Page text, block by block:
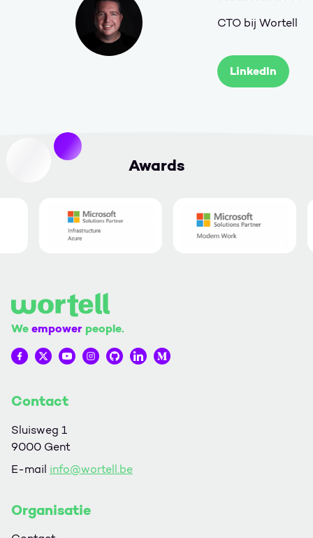
CTO bij Wortell
LinkedIn
Awards
Weempower people.
Wortell op Facebook
Wortell op Twitter
Wortell op YouTube
Wortell op Instagram
Wortell op Github
Wortell op LinkedIn
Wortell op Medium
Contact
Sluisweg 1
9000 Gent
E-mail info@wortell.be
Organisatie